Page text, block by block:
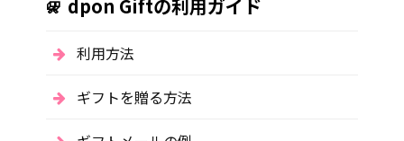
dpon Giftの利用ガイド
利用方法
ギフトを贈る方法